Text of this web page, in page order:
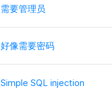
需要管理员
好像需要密码
Simple SQL injection